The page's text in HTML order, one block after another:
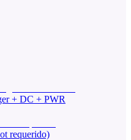
+ DC + PWR
requerido)